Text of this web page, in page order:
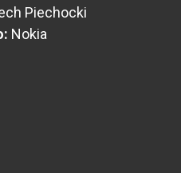
Piechocki
Nokia